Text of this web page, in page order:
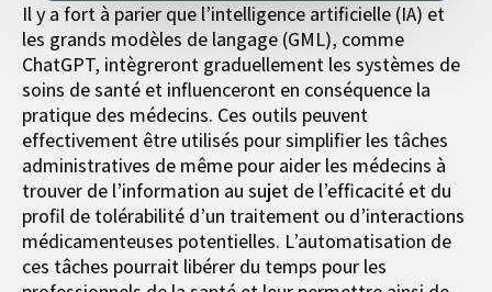
Il y a fort à parier que l’intelligence artificielle (IA) et
les grands modèles de langage (GML), comme
ChatGPT, intègreront graduellement les systèmes de
soins de santé et influenceront en conséquence la
pratique des médecins. Ces outils peuvent
effectivement être utilisés pour simplifier les tâches
administratives de même pour aider les médecins à
trouver de l’information au sujet de l’efficacité et du
profil de tolérabilité d’un traitement ou d’interactions
médicamenteuses potentielles. L’automatisation de
ces tâches pourrait libérer du temps pour les